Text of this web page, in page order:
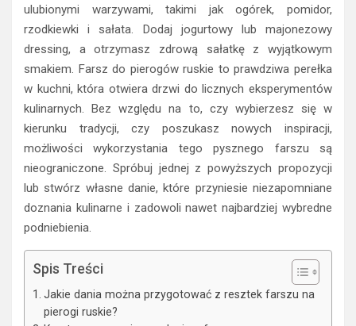
ulubionymi warzywami, takimi jak ogórek, pomidor,
rzodkiewki i sałata. Dodaj jogurtowy lub majonezowy
dressing, a otrzymasz zdrową sałatkę z wyjątkowym
smakiem. Farsz do pierogów ruskie to prawdziwa perełka
w kuchni, która otwiera drzwi do licznych eksperymentów
kulinarnych. Bez względu na to, czy wybierzesz się w
kierunku tradycji, czy poszukasz nowych inspiracji,
możliwości wykorzystania tego pysznego farszu są
nieograniczone. Spróbuj jednej z powyższych propozycji
lub stwórz własne danie, które przyniesie niezapomniane
doznania kulinarne i zadowoli nawet najbardziej wybredne
podniebienia.
Spis Treści
Jakie dania można przygotować z resztek farszu na
pierogi ruskie?